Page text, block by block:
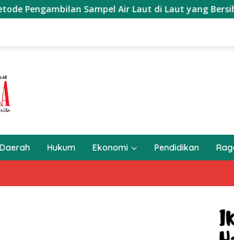
Air Laut di Laut yang Bersih Lili Sumambi
Daerah Hukum Ekonomi Pendidikan